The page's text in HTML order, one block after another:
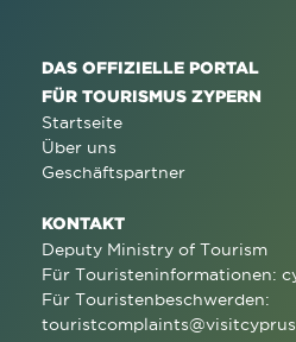
DAS OFFIZIELLE PORTAL
FÜR TOURISMUS ZYPERN
Startseite
Über uns
Geschäftspartner
KONTAKT
Deputy Ministry of Tourism
Für Touristeninformationen:
Für Touristenbeschwerden: